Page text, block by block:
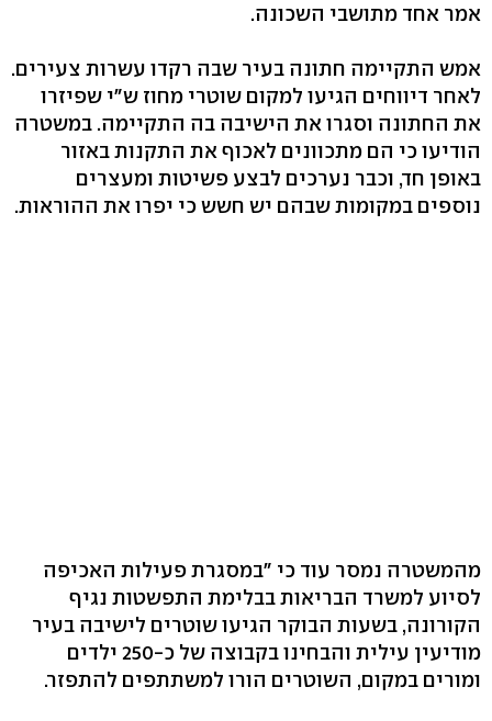
אמר אחד מתושבי השכונה.
אמש התקיימה חתונה בעיר שבה רקדו עשרות צעירים.
לאחר דיווחים הגיעו למקום שוטרי מחוז ש"י שפיזרו
את החתונה וסגרו את הישיבה בה התקיימה. במשטרה
הודיעו כי הם מתכוונים לאכוף את התקנות באזור
באופן חד, וכבר נערכים לבצע פשיטות ומעצרים
נוספים במקומות שבהם יש חשש כי יפרו את ההוראות.
מהמשטרה נמסר עוד כי "במסגרת פעילות האכיפה
לסיוע למשרד הבריאות בבלימת התפשטות נגיף
הקורונה, בשעות הבוקר הגיעו שוטרים לישיבה בעיר
מודיעין עילית והבחינו בקבוצה של כ-250 ילדים
ומורים במקום, השוטרים הורו למשתתפים להתפזר.